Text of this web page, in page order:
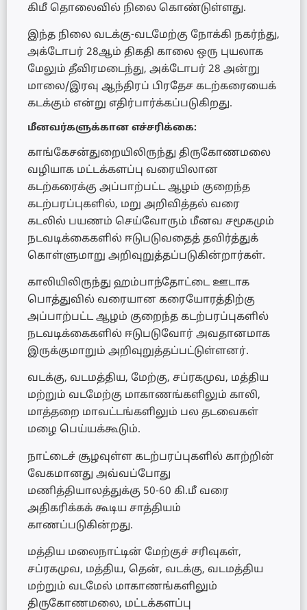
கிமீ தொலைவில் நிலை கொண்டுள்ளது.
இந்த நிலை வடக்கு-வடமேற்கு நோக்கி நகர்ந்து,
அக்டோபர் 28ஆம் திகதி காலை ஒரு புயலாக
மேலும் தீவிரமடைந்து, அக்டோபர் 28 அன்று
மாலை/இரவு ஆந்திரப் பிரதேச கடற்கரையைக்
கடக்கும் என்று எதிர்பார்க்கப்படுகிறது.
மீனவர்களுக்கான எச்சரிக்கை:
காங்கேசன்துறையிலிருந்து திருகோணமலை
வழியாக மட்டக்களப்பு வரையிலான
கடற்கரைக்கு அப்பாற்பட்ட ஆழம் குறைந்த
கடற்பரப்புகளில், மறு அறிவித்தல் வரை
கடலில் பயணம் செய்வோரும் மீனவ சமூகமும்
நடவடிக்கைகளில் ஈடுபடுவதைத் தவிர்த்துக்
கொள்ளுமாறு அறிவுறுத்தப்படுகின்றார்கள்.
காலியிலிருந்து ஹம்பாந்தோட்டை ஊடாக
பொத்துவில் வரையான கரையோரத்திற்கு
அப்பாற்பட்ட ஆழம் குறைந்த கடற்பரப்புகளில்
நடவடிக்கைகளில் ஈடுபடுவோர் அவதானமாக
இருக்குமாறும் அறிவுறுத்தப்பட்டுள்ளனர்.
வடக்கு, வடமத்திய, மேற்கு, சப்ரகமுவ, மத்திய
மற்றும் வடமேற்கு மாகாணங்களிலும் காலி,
மாத்தறை மாவட்டங்களிலும் பல தடவைகள்
மழை பெய்யக்கூடும்.
நாட்டைச் சூழவுள்ள கடற்பரப்புகளில் காற்றின்
வேகமானது அவ்வப்போது
மணித்தியாலத்துக்கு 50-60 கி.மீ வரை
அதிகரிக்கக் கூடிய சாத்தியம்
காணப்படுகின்றது.
மத்திய மலைநாட்டின் மேற்குச் சரிவுகள்,
சப்ரகமுவ, மத்திய, தென், வடக்கு, வடமத்திய
மற்றும் வடமேல் மாகாணங்களிலும்
திருகோணமலை, மட்டக்களப்பு